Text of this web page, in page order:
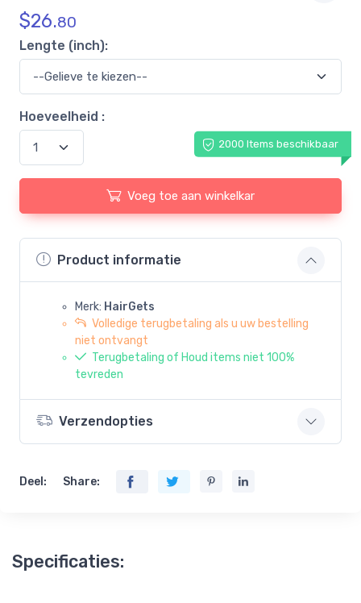
$26.80
Lengte (inch):
Hoeveelheid :
2000 Items beschikbaar
Voeg toe aan winkelkar
Product informatie
Merk: HairGets
Volledige terugbetaling als u uw bestelling
niet ontvangt
Terugbetaling of Houd items niet 100%
tevreden
Verzendopties
Deel: Share:
Specificaties: